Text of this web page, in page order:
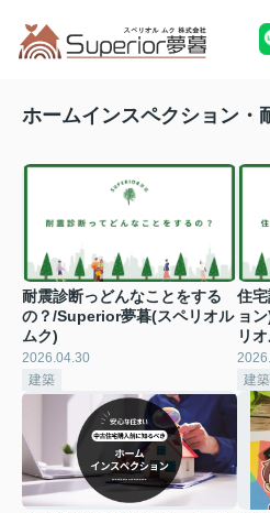
ホームインスペクション・
耐震診断っどんなことをする
の？/Superior夢暮(スペリオル
ムク)
2026.04.30
建築
住
ョ
リ
建築